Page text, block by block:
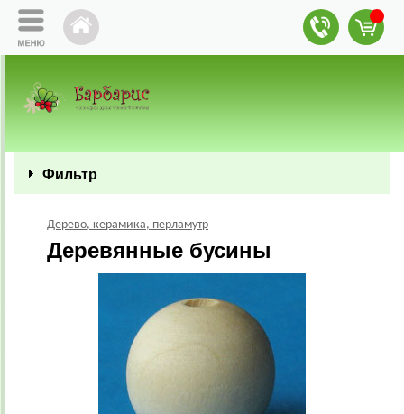
Фильтр
Дерево, керамика, перламутр
Деревянные бусины